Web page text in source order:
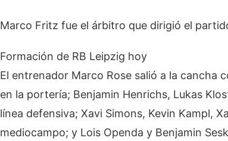
Marco Fritz fue el árbitro que dirigió el
Formación de RB Leipzig hoy
El entrenador Marco Rose salió a la cancha
en la portería; Benjamin Henrichs, Lukas
línea defensiva; Xavi Simons, Kevin Kampl,
mediocampo; y Lois Openda y Benjamin